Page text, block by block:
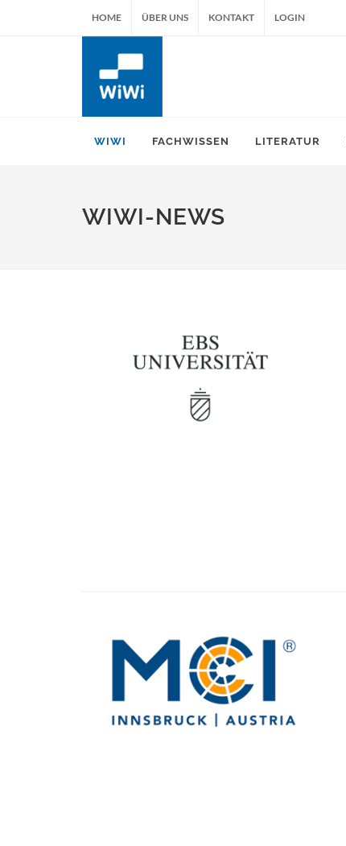
HOME ÜBER UNS KONTAKT LOGIN
WIWI FACHWISSEN LITERATUR
WIWI-NEWS